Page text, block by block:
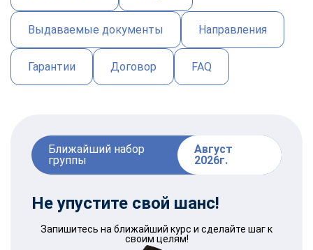
Выдаваемые документы Направления
Гарантии Договор FAQ
Ближайший набор
группы
Август
2026г.
Не упустите свой шанс!
Запишитесь на ближайший курс и сделайте шаг к
своим целям!